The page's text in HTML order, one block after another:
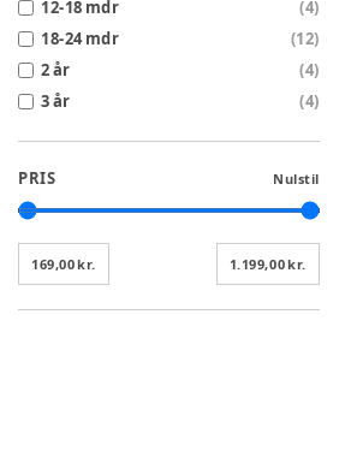
12-18 mdr (4)
18-24 mdr
(12)
2 år
(4)
3 år
(4)
PRIS Nulstil
169,00 kr. 1.199,00 kr.